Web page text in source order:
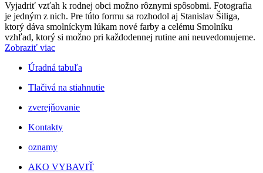
Vyjadriť vzťah k rodnej obci možno rôznymi spôsobmi. Fotografia
je jedným z nich. Pre túto formu sa rozhodol aj Stanislav Šiliga,
ktorý dáva smolníckym lúkam nové farby a celému Smolníku
vzhľad, ktorý si možno pri každodennej rutine ani neuvedomujeme.
Zobraziť viac
Úradná tabuľa
Tlačivá na stiahnutie
zverejňovanie
Kontakty
oznamy
AKO VYBAVIŤ